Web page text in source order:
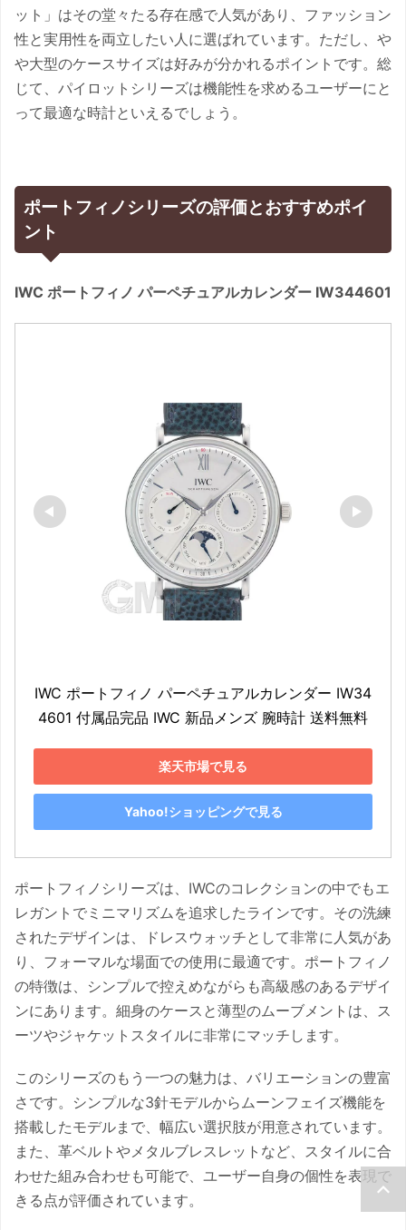
ット」はその堂々たる存在感で人気があり、ファッション
性と実用性を両立したい人に選ばれています。ただし、や
や大型のケースサイズは好みが分かれるポイントです。総
じて、パイロットシリーズは機能性を求めるユーザーにと
って最適な時計といえるでしょう。
ポートフィノシリーズの評価とおすすめポイ
ント
IWC ポートフィノ パーペチュアルカレンダー IW344601
IWC ポートフィノ パーペチュアルカレンダー IW34
4601 付属品完品 IWC 新品メンズ 腕時計 送料無料
楽天市場で見る
Yahoo!ショッピングで見る
ポートフィノシリーズは、IWCのコレクションの中でもエ
レガントでミニマリズムを追求したラインです。その洗練
されたデザインは、ドレスウォッチとして非常に人気があ
り、フォーマルな場面での使用に最適です。ポートフィノ
の特徴は、シンプルで控えめながらも高級感のあるデザイ
ンにあります。細身のケースと薄型のムーブメントは、ス
ーツやジャケットスタイルに非常にマッチします。
このシリーズのもう一つの魅力は、バリエーションの豊富
さです。シンプルな3針モデルからムーンフェイズ機能を
搭載したモデルまで、幅広い選択肢が用意されています。
また、革ベルトやメタルブレスレットなど、スタイルに合
わせた組み合わせも可能で、ユーザー自身の個性を表現で
きる点が評価されています。